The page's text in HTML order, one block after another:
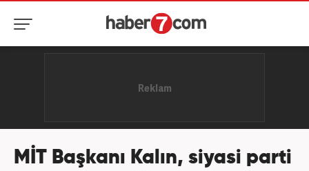
MİT Başkanı Kalın, siyasi parti